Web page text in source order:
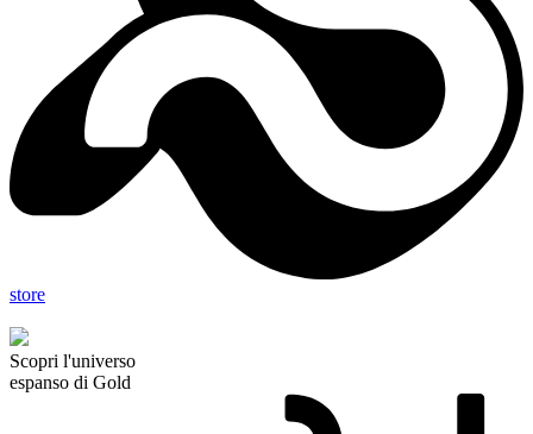
store
Scopri l'universo
espanso di Gold